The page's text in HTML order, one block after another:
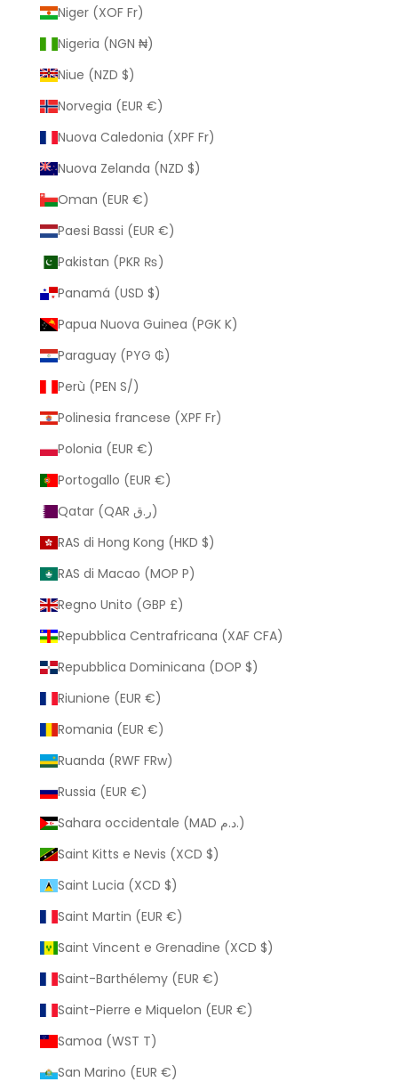
Niger (XOF Fr)
Nigeria (NGN ₦)
Niue (NZD $)
Norvegia (EUR €)
Nuova Caledonia (XPF Fr)
Nuova Zelanda (NZD $)
Oman (EUR €)
Paesi Bassi (EUR €)
Pakistan (PKR ₨)
Panamá (USD $)
Papua Nuova Guinea (PGK K)
Paraguay (PYG ₲)
Perù (PEN S/)
Polinesia francese (XPF Fr)
Polonia (EUR €)
Portogallo (EUR €)
Qatar (QAR ر.ق)
RAS di Hong Kong (HKD $)
RAS di Macao (MOP P)
Regno Unito (GBP £)
Repubblica Centrafricana (XAF CFA)
Repubblica Dominicana (DOP $)
Riunione (EUR €)
Romania (EUR €)
Ruanda (RWF FRw)
Russia (EUR €)
Sahara occidentale (MAD د.م.)
Saint Kitts e Nevis (XCD $)
Saint Lucia (XCD $)
Saint Martin (EUR €)
Saint Vincent e Grenadine (XCD $)
Saint-Barthélemy (EUR €)
Saint-Pierre e Miquelon (EUR €)
Samoa (WST T)
San Marino (EUR €)